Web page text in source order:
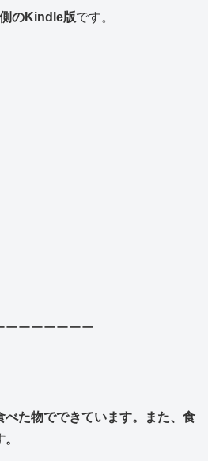
のKindle版です。
ーーーーーーー
べた物でできています。また、食